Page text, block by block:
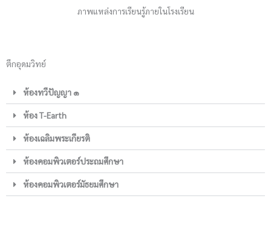
ภาพแหล่งการเรียนรู้ภายในโรงเรียน
ตึกอุดมวิทย์
ห้องทวีปัญญา ๑
ห้อง T-Earth
ห้องเฉลิมพระเกียรติ
ห้องคอมพิวเตอร์ประถมศึกษา
ห้องคอมพิวเตอร์มัธยมศึกษา